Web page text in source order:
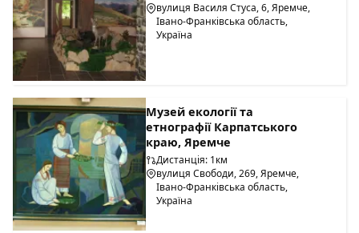
вулиця Василя Стуса, 6, Яремче,
Івано-Франківська область,
Україна
Музей екології та
етнографії Карпатського
краю, Яремче
Дистанція: 1км
вулиця Свободи, 269, Яремче,
Івано-Франківська область,
Україна